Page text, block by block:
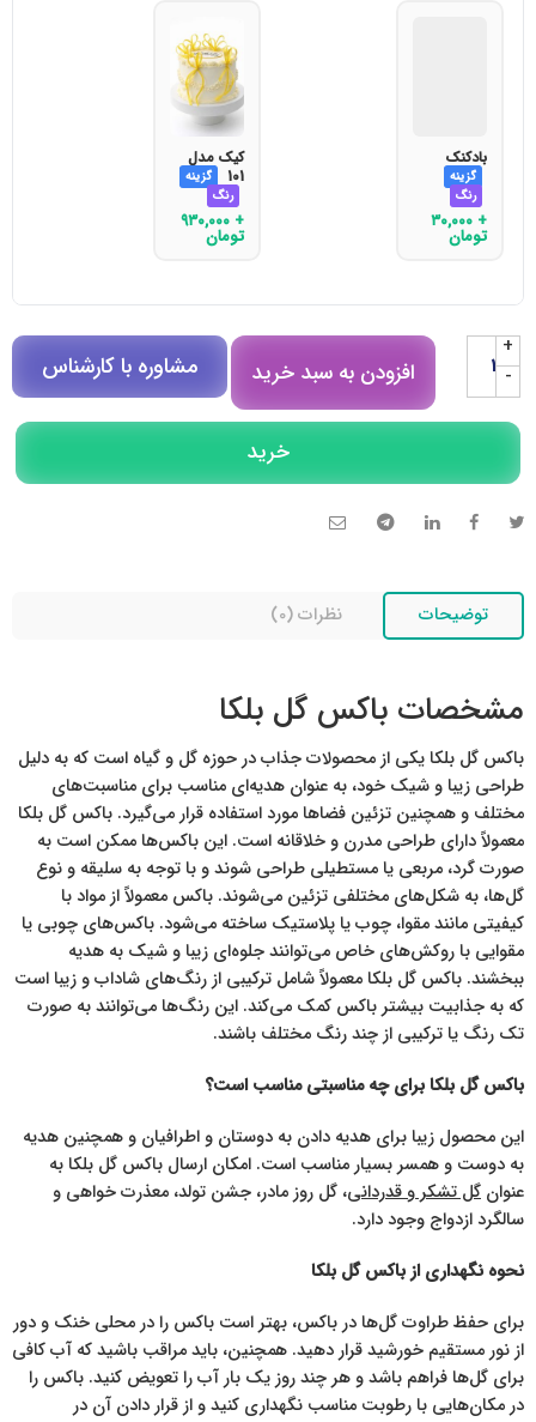
بادکنک
گزینه
رنگ
+ ۳۰,۰۰۰
تومان
کیک مدل
101
گزینه
رنگ
+ ۹۳۰,۰۰۰
تومان
+
-
افزودن به سبد خرید مشاوره با کارشناس
مشاوره در روبیکا
تلگرام
خرید
توضیحات نظرات (0)
مشخصات باکس گل بلکا
باکس گل بلکا یکی از محصولات جذاب در حوزه گل و گیاه است که به دلیل
طراحی زیبا و شیک خود، به عنوان هدیه‌ای مناسب برای مناسبت‌های
مختلف و همچنین تزئین فضاها مورد استفاده قرار می‌گیرد. باکس گل بلکا
معمولاً دارای طراحی مدرن و خلاقانه است. این باکس‌ها ممکن است به
صورت گرد، مربعی یا مستطیلی طراحی شوند و با توجه به سلیقه و نوع
گل‌ها، به شکل‌های مختلفی تزئین می‌شوند. باکس معمولاً از مواد با
کیفیتی مانند مقوا، چوب یا پلاستیک ساخته می‌شود. باکس‌های چوبی یا
مقوایی با روکش‌های خاص می‌توانند جلوه‌ای زیبا و شیک به هدیه
ببخشند. باکس گل بلکا معمولاً شامل ترکیبی از رنگ‌های شاداب و زیبا است
که به جذابیت بیشتر باکس کمک می‌کند. این رنگ‌ها می‌توانند به صورت
تک رنگ یا ترکیبی از چند رنگ مختلف باشند.
باکس گل بلکا برای چه مناسبتی مناسب است؟
این محصول زیبا برای هدیه دادن به دوستان و اطرافیان و همچنین هدیه
به دوست و همسر بسیار مناسب است. امکان ارسال باکس گل بلکا به
عنوان گل تشکر و قدردانی، گل روز مادر، جشن تولد، معذرت خواهی و
سالگرد ازدواج وجود دارد.
نحوه نگهداری از باکس گل بلکا
برای حفظ طراوت گل‌ها در باکس، بهتر است باکس را در محلی خنک و دور
از نور مستقیم خورشید قرار دهید. همچنین، باید مراقب باشید که آب کافی
برای گل‌ها فراهم باشد و هر چند روز یک بار آب را تعویض کنید. باکس را
در مکان‌هایی با رطوبت مناسب نگهداری کنید و از قرار دادن آن در